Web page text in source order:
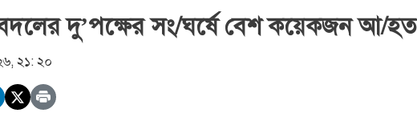
দু’পক্ষের সং/ঘর্ষে বেশ কয়েকজন আ/হত
২১: ২০